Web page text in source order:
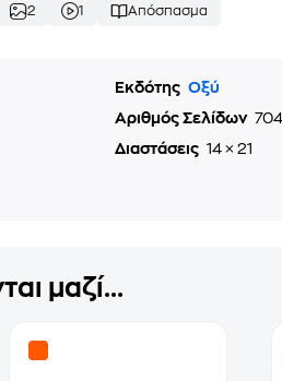
2 1 Απόσπασμα
Εκδότης Οξύ
Αριθμός Σελίδων 704
Διαστάσεις 14 × 21
μαζί...